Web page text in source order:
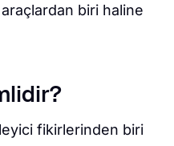
araçlardan biri haline
fikirlerinden biri